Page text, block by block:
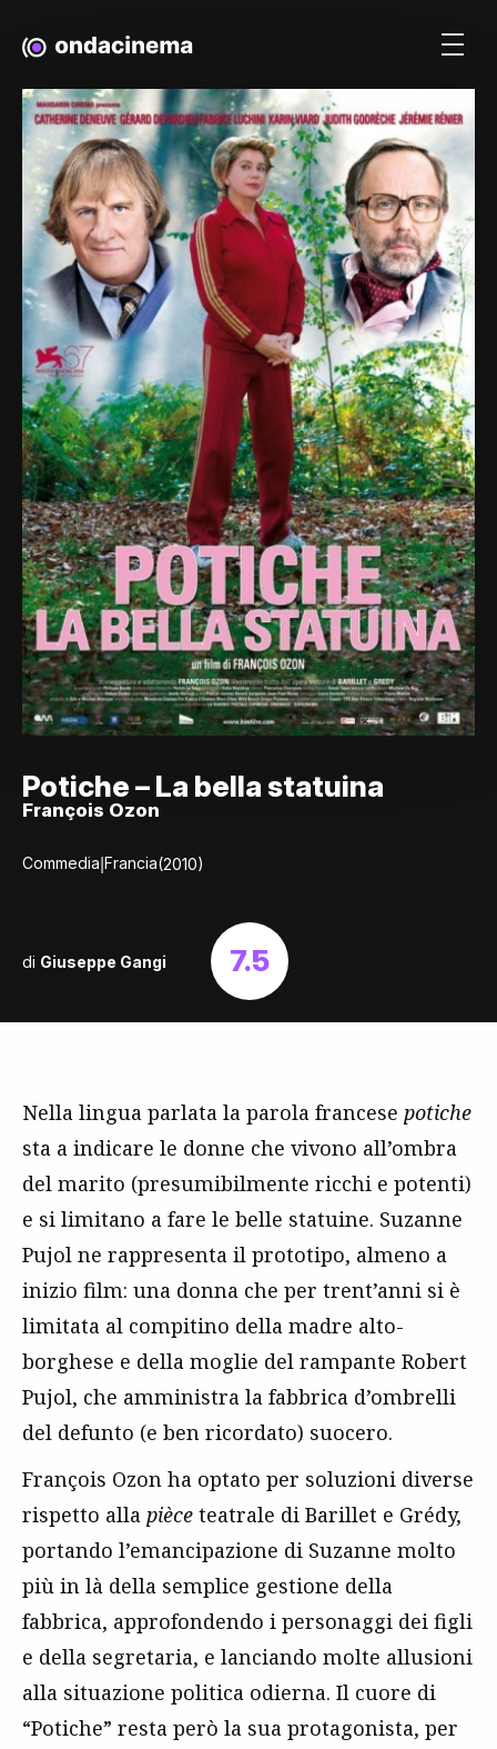
Potiche – La bella statuina
François Ozon
Commedia|Francia(2010)
di Giuseppe Gangi 7.5
Nella lingua parlata la parola francese potiche
sta a indicare le donne che vivono all’ombra
del marito (presumibilmente ricchi e potenti)
e si limitano a fare le belle statuine. Suzanne
Pujol ne rappresenta il prototipo, almeno a
inizio film: una donna che per trent’anni si è
limitata al compitino della madre alto-
borghese e della moglie del rampante Robert
Pujol, che amministra la fabbrica d’ombrelli
del defunto (e ben ricordato) suocero.
François Ozon ha optato per soluzioni diverse
rispetto alla pièce teatrale di Barillet e Grédy,
portando l’emancipazione di Suzanne molto
più in là della semplice gestione della
fabbrica, approfondendo i personaggi dei figli
e della segretaria, e lanciando molte allusioni
alla situazione politica odierna. Il cuore di
“Potiche” resta però la sua protagonista, per